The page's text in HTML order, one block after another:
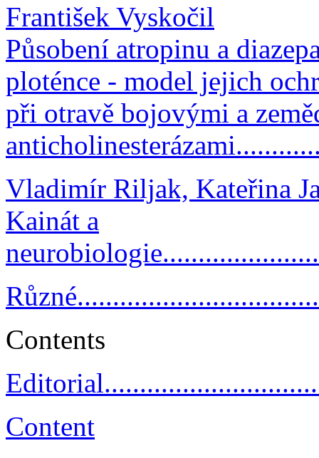
František Vyskočil
Působení atropinu a
ploténce - model jejich
při otravě bojovými a
Vladimír Riljak, Kateřina
Kainát a
Contents
Content